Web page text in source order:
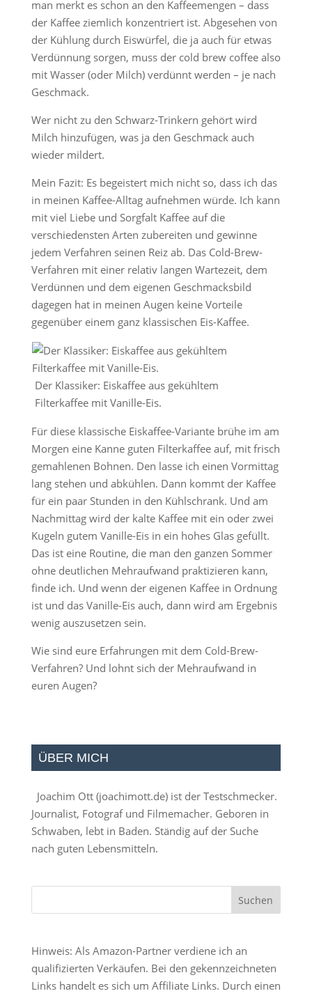
man merkt es schon an den Kaffeemengen – dass
der Kaffee ziemlich konzentriert ist. Abgesehen von
der Kühlung durch Eiswürfel, die ja auch für etwas
Verdünnung sorgen, muss der cold brew coffee also
mit Wasser (oder Milch) verdünnt werden – je nach
Geschmack.
Wer nicht zu den Schwarz-Trinkern gehört wird
Milch hinzufügen, was ja den Geschmack auch
wieder mildert.
Mein Fazit: Es begeistert mich nicht so, dass ich das
in meinen Kaffee-Alltag aufnehmen würde. Ich kann
mit viel Liebe und Sorgfalt Kaffee auf die
verschiedensten Arten zubereiten und gewinne
jedem Verfahren seinen Reiz ab. Das Cold-Brew-
Verfahren mit einer relativ langen Wartezeit, dem
Verdünnen und dem eigenen Geschmacksbild
dagegen hat in meinen Augen keine Vorteile
gegenüber einem ganz klassischen Eis-Kaffee.
Der Klassiker: Eiskaffee aus gekühltem
Filterkaffee mit Vanille-Eis.
Für diese klassische Eiskaffee-Variante brühe im am
Morgen eine Kanne guten Filterkaffee auf, mit frisch
gemahlenen Bohnen. Den lasse ich einen Vormittag
lang stehen und abkühlen. Dann kommt der Kaffee
für ein paar Stunden in den Kühlschrank. Und am
Nachmittag wird der kalte Kaffee mit ein oder zwei
Kugeln gutem Vanille-Eis in ein hohes Glas gefüllt.
Das ist eine Routine, die man den ganzen Sommer
ohne deutlichen Mehraufwand praktizieren kann,
finde ich. Und wenn der eigenen Kaffee in Ordnung
ist und das Vanille-Eis auch, dann wird am Ergebnis
wenig auszusetzen sein.
Wie sind eure Erfahrungen mit dem Cold-Brew-
Verfahren? Und lohnt sich der Mehraufwand in
euren Augen?
ÜBER MICH
Joachim Ott (joachimott.de) ist der Testschmecker.
Journalist, Fotograf und Filmemacher. Geboren in
Schwaben, lebt in Baden. Ständig auf der Suche
nach guten Lebensmitteln.
Hinweis: Als Amazon-Partner verdiene ich an
qualifizierten Verkäufen. Bei den gekennzeichneten
Links handelt es sich um Affiliate Links. Durch einen